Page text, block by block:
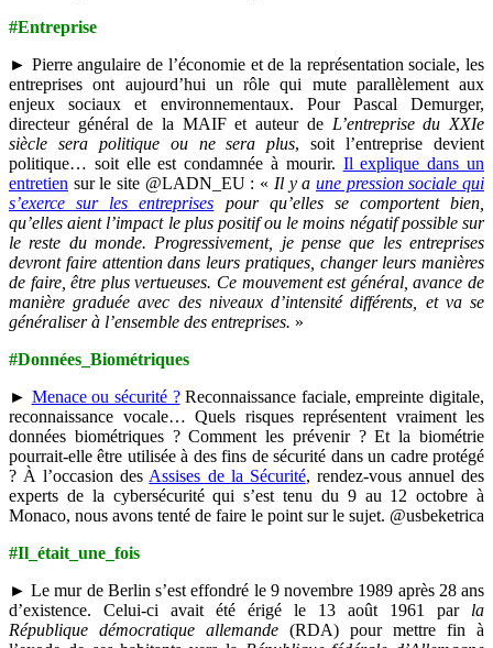
#Entreprise
► Pierre angulaire de l’économie et de la représentation sociale, les
entreprises ont aujourd’hui un rôle qui mute parallèlement aux
enjeux sociaux et environnementaux. Pour Pascal Demurger,
directeur général de la MAIF et auteur de L’entreprise du XXIe
siècle sera politique ou ne sera plus, soit l’entreprise devient
politique… soit elle est condamnée à mourir. Il explique dans un
entretien sur le site @LADN_EU : « Il y a une pression sociale qui
s’exerce sur les entreprises pour qu’elles se comportent bien,
qu’elles aient l’impact le plus positif ou le moins négatif possible sur
le reste du monde. Progressivement, je pense que les entreprises
devront faire attention dans leurs pratiques, changer leurs manières
de faire, être plus vertueuses. Ce mouvement est général, avance de
manière graduée avec des niveaux d’intensité différents, et va se
généraliser à l’ensemble des entreprises. »
#Données_Biométriques
► Menace ou sécurité ?Reconnaissance faciale, empreinte digitale,
reconnaissance vocale… Quels risques représentent vraiment les
données biométriques ? Comment les prévenir ? Et la biométrie
pourrait-elle être utilisée à des fins de sécurité dans un cadre protégé
? À l’occasion des Assises de la Sécurité, rendez-vous annuel des
experts de la cybersécurité qui s’est tenu du 9 au 12 octobre à
Monaco, nous avons tenté de faire le point sur le sujet. @usbeketrica
#Il_était_une_fois
► Le mur de Berlin s’est effondré le 9 novembre 1989 après 28 ans
d’existence. Celui-ci avait été érigé le 13 août 1961 par la
République démocratique allemande (RDA) pour mettre fin à